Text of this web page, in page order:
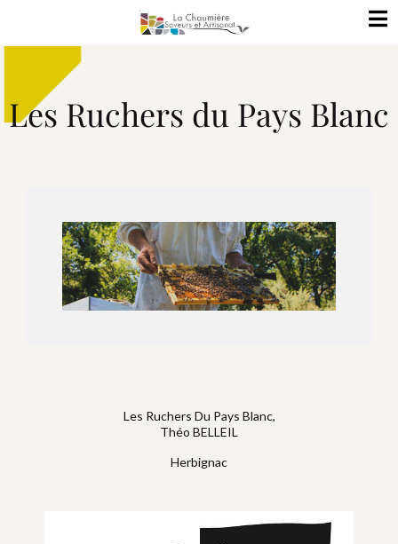
Les Ruchers du Pays Blanc
Les Ruchers Du Pays Blanc,
Théo BELLEIL
Herbignac